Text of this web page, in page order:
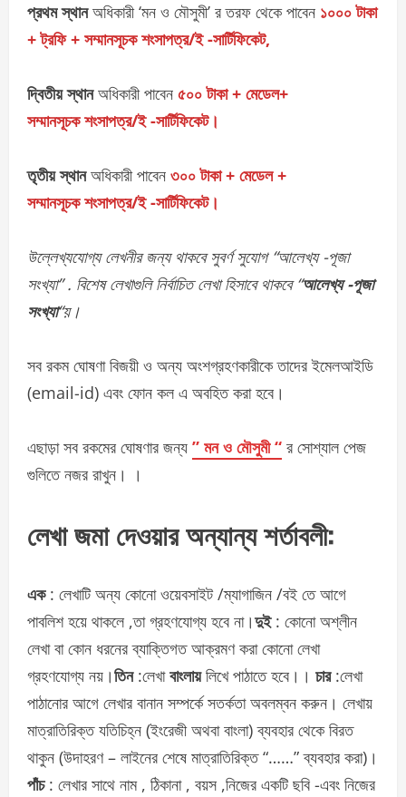
প্রথম স্থানঅধিকারী ‘মন ও মৌসুমী’ র তরফ থেকে পাবেন ১০০০ টাকা
+ ট্রফি + সম্মানসূচক শংসাপত্র/ই -সার্টিফিকেট,
দ্বিতীয় স্থানঅধিকারী পাবেন ৫০০ টাকা + মেডেল+
সম্মানসূচক শংসাপত্র/ই -সার্টিফিকেট।
তৃতীয় স্থানঅধিকারী পাবেন ৩০০ টাকা + মেডেল +
সম্মানসূচক শংসাপত্র/ই -সার্টিফিকেট।
উল্লেখ্যযোগ্য লেখনীর জন্য থাকবে সুবর্ণ সুযোগ “আলেখ্য -পূজা
সংখ্যা” . বিশেষ লেখাগুলি নির্বাচিত লেখা হিসাবে থাকবে “আলেখ্য -পূজা
সংখ্যা“য়।
সব রকম ঘোষণা বিজয়ী ও অন্য অংশগ্রহণকারীকে তাদের ইমেলআইডি
(email-id) এবং ফোন কল এ অবহিত করা হবে।
এছাড়া সব রকমের ঘোষণার জন্য ” মন ও মৌসুমী “ র সোশ্যাল পেজ
গুলিতে নজর রাখুন। ।
লেখা জমা দেওয়ার অন্যান্য শর্তাবলী:
এক: লেখাটি অন্য কোনো ওয়েবসাইট /ম্যাগাজিন /বই তে আগে
পাবলিশ হয়ে থাকলে ,তা গ্রহণযোগ্য হবে না।দুই: কোনো অশ্লীন
লেখা বা কোন ধরনের ব্যাক্তিগত আক্রমণ করা কোনো লেখা
গ্রহণযোগ্য নয়।তিন:লেখাবাংলায়লিখে পাঠাতে হবে।। চার:লেখা
পাঠানোর আগে লেখার বানান সম্পর্কে সতর্কতা অবলম্বন করুন। লেখায়
মাত্রাতিরিক্ত যতিচিহ্ন (ইংরেজী অথবা বাংলা) ব্যবহার থেকে বিরত
থাকুন (উদাহরণ – লাইনের শেষে মাত্রাতিরিক্ত “……” ব্যবহার করা)।
পাঁচ: লেখার সাথে নাম , ঠিকানা , বয়স ,নিজের একটি ছবি -এবং নিজের